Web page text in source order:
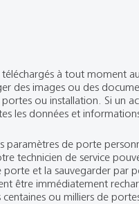
à tout moment
des images ou des
ou installation. Si un
les données et
paramètres de porte
technicien de service
et la sauvegarder par
être immédiatement
centaines ou milliers de